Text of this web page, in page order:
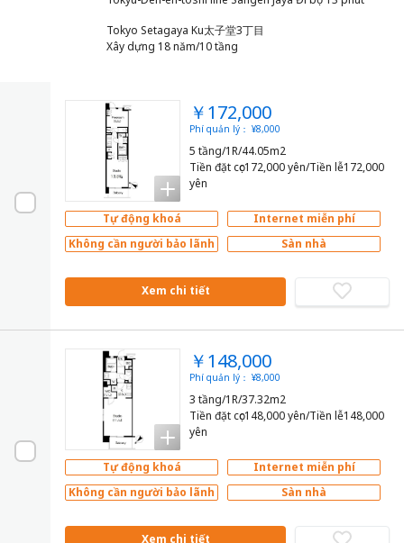
Tokyo Setagaya Ku太子堂3丁目
Xây dựng 18 năm/10 tầng
￥172,000
Phí quản lý： ¥8,000
5 tầng/1R/44.05m2
Tiền đặt cọc172,000 yên/Tiền lễ172,000
yên
Tự động khoá
Internet miễn phí
Không cần người bảo lãnh
Sàn nhà
Xem chi tiết
￥148,000
Phí quản lý： ¥8,000
3 tầng/1R/37.32m2
Tiền đặt cọc148,000 yên/Tiền lễ148,000
yên
Tự động khoá
Internet miễn phí
Không cần người bảo lãnh
Sàn nhà
Xem chi tiết